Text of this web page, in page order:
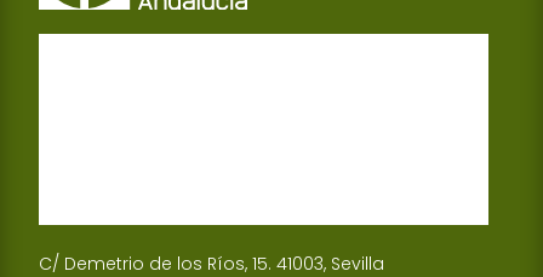
C/ Demetrio de los Ríos, 15. 41003, Sevilla